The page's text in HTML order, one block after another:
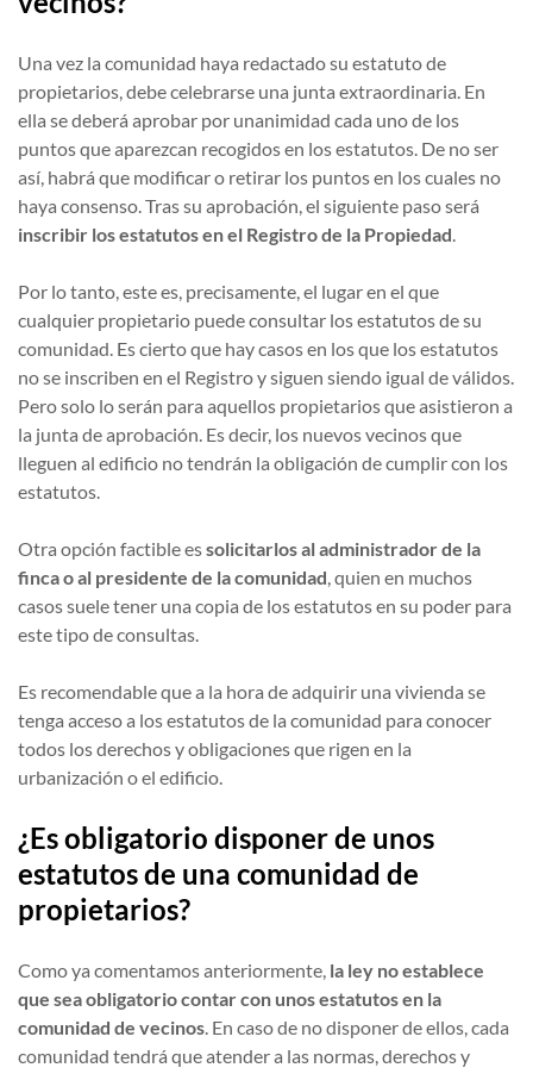
Una vez la comunidad haya redactado su estatuto de
propietarios, debe celebrarse una junta extraordinaria. En
ella se deberá aprobar por unanimidad cada uno de los
puntos que aparezcan recogidos en los estatutos. De no ser
así, habrá que modificar o retirar los puntos en los cuales no
haya consenso. Tras su aprobación, el siguiente paso será
inscribir los estatutos en el Registro de la Propiedad
Por lo tanto, este es, precisamente, el lugar en el que
cualquier propietario puede consultar los estatutos de su
comunidad. Es cierto que hay casos en los que los estatutos
no se inscriben en el Registro y siguen siendo igual de válidos.
Pero solo lo serán para aquellos propietarios que asistieron a
la junta de aprobación. Es decir, los nuevos vecinos que
lleguen al edificio no tendrán la obligación de cumplir con los
estatutos.
Otra opción factible essolicitarlos al administrador de la
finca o al presidente de la comunidad , quien en muchos
casos suele tener una copia de los estatutos en su poder para
este tipo de consultas.
Es recomendable que a la hora de adquirir una vivienda se
tenga acceso a los estatutos de la comunidad para conocer
todos los derechos y obligaciones que rigen en la
urbanización o el edificio.
¿Es obligatorio disponer de unos
estatutos de una comunidad de
propietarios?
Como ya comentamos anteriormente, la ley no establece
que sea obligatorio contar con unos estatutos en la
comunidad de vecinos . En caso de no disponer de ellos, cada
comunidad tendrá que atender a las normas, derechos y